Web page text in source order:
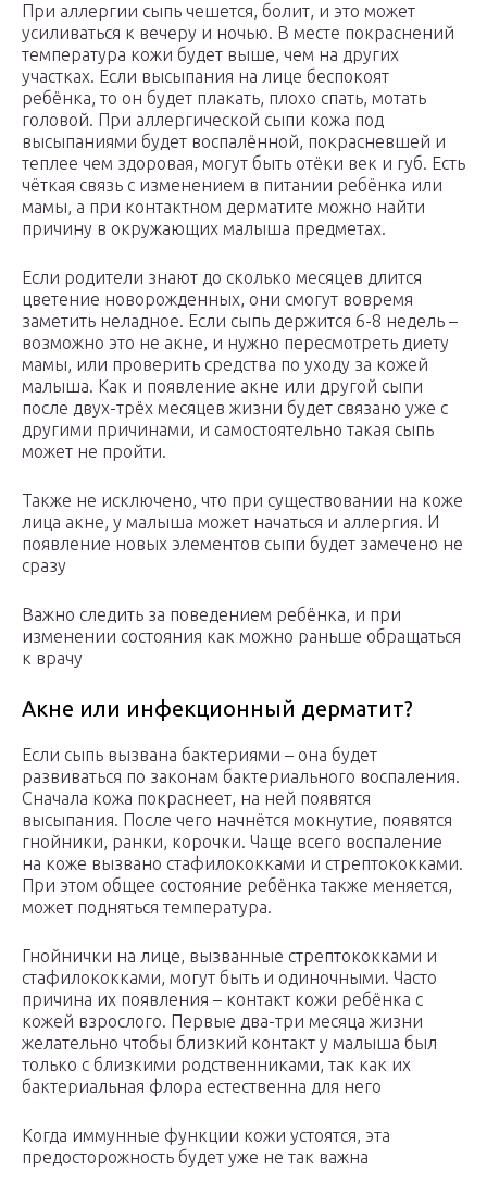
При аллергии сыпь чешется, болит, и это может
усиливаться к вечеру и ночью. В месте покраснений
температура кожи будет выше, чем на других
участках. Если высыпания на лице беспокоят
ребёнка, то он будет плакать, плохо спать, мотать
головой. При аллергической сыпи кожа под
высыпаниями будет воспалённой, покрасневшей и
теплее чем здоровая, могут быть отёки век и губ. Есть
чёткая связь с изменением в питании ребёнка или
мамы, а при контактном дерматите можно найти
причину в окружающих малыша предметах.
Если родители знают до сколько месяцев длится
цветение новорожденных, они смогут вовремя
заметить неладное. Если сыпь держится 6-8 недель –
возможно это не акне, и нужно пересмотреть диету
мамы, или проверить средства по уходу за кожей
малыша. Как и появление акне или другой сыпи
после двух-трёх месяцев жизни будет связано уже с
другими причинами, и самостоятельно такая сыпь
может не пройти.
Также не исключено, что при существовании на коже
лица акне, у малыша может начаться и аллергия. И
появление новых элементов сыпи будет замечено не
сразу
Важно следить за поведением ребёнка, и при
изменении состояния как можно раньше обращаться
к врачу
Акне или инфекционный дерматит?
Если сыпь вызвана бактериями – она будет
развиваться по законам бактериального воспаления.
Сначала кожа покраснеет, на ней появятся
высыпания. После чего начнётся мокнутие, появятся
гнойники, ранки, корочки. Чаще всего воспаление
на коже вызвано стафилококками и стрептококками.
При этом общее состояние ребёнка также меняется,
может подняться температура.
Гнойнички на лице, вызванные стрептококками и
стафилококками, могут быть и одиночными. Часто
причина их появления – контакт кожи ребёнка с
кожей взрослого. Первые два-три месяца жизни
желательно чтобы близкий контакт у малыша был
только с близкими родственниками, так как их
бактериальная флора естественна для него
Когда иммунные функции кожи устоятся, эта
предосторожность будет уже не так важна